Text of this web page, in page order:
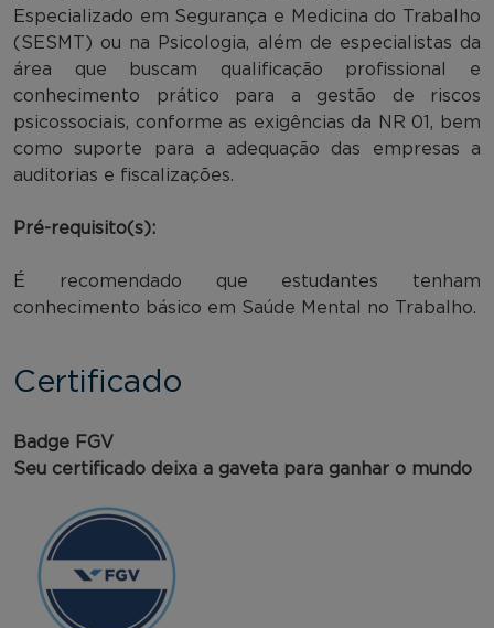
Especializado em Segurança e Medicina do Trabalho
(SESMT) ou na Psicologia, além de especialistas da
área que buscam qualificação profissional e
conhecimento prático para a gestão de riscos
psicossociais, conforme as exigências da NR 01, bem
como suporte para a adequação das empresas a
auditorias e fiscalizações.
Pré-requisito(s):
É recomendado que estudantes tenham
conhecimento básico em Saúde Mental no Trabalho.
Certificado
Badge FGV
Seu certificado deixa a gaveta para ganhar o mundo